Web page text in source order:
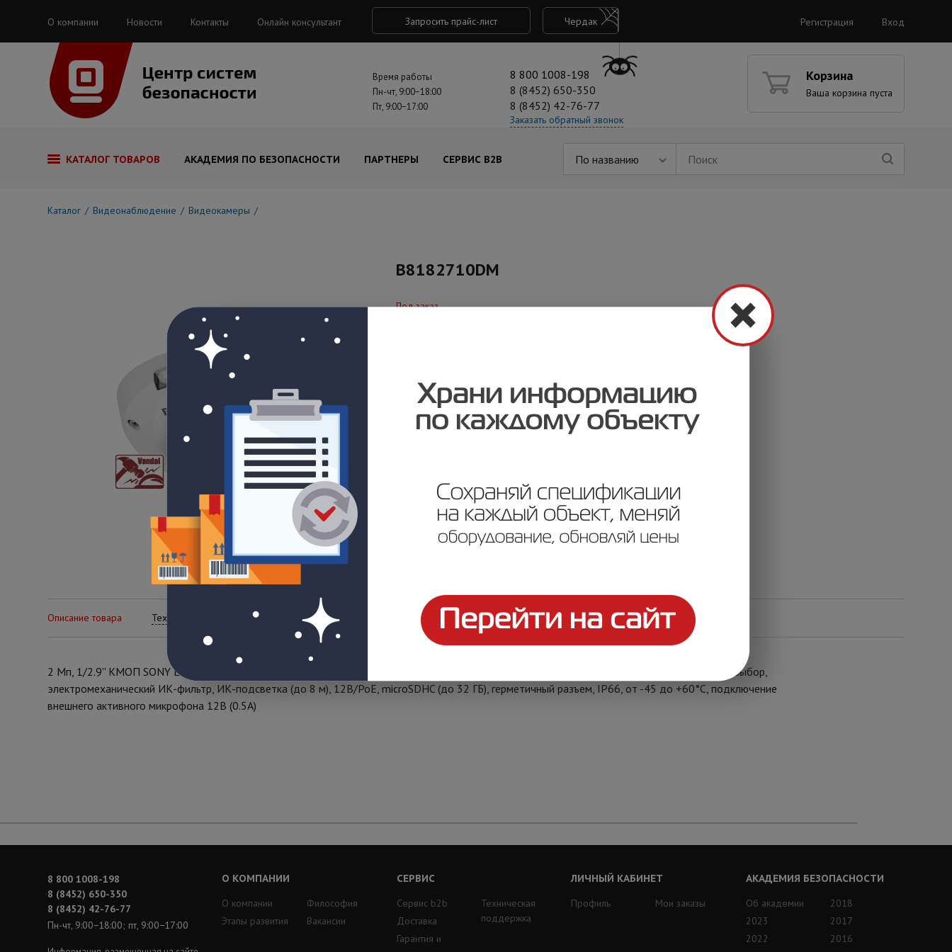
О компании Новости Контакты Онлайн консультант Запросить прайс-лист Чердак Регистрация Вход
Время работы
Пн-чт, 9:00−18:00
Пт, 9:00−17:00
8 800 1008-198
8 (8452) 650-350
8 (8452) 42-76-77
Заказать обратный звонок
Корзина
Ваша корзина пуста
КАТАЛОГ ТОВАРОВ АКАДЕМИЯ ПО БЕЗОПАСНОСТИ ПАРТНЕРЫ СЕРВИС B2B По названию
Каталог Видеонаблюдение Видеокамеры
B8182710DM
Под заказ
Описание товара Технические характеристики
2 Мп, 1/2.9'' КМОП SONY Exmor, 0.01 лк (день)/0.005 лк (ночь), DWDR, Н.264/MJPEG, 1920x1080, 25 к/с, объектив 2.8/3.6/6/8/12/16 мм на выбор,
электромеханический ИК-фильтр, ИК-подсветка (до 8 м), 12В/PoE, microSDHC (до 32 ГБ), герметичный разъем, IP66, от -45 до +60°C, подключение
внешнего активного микрофона 12В (0.5А)
8 800 1008-198
8 (8452) 650-350
8 (8452) 42-76-77
Пн-чт, 9:00−18:00; пт, 9:00−17:00
О КОМПАНИИ
О компании
Этапы развития
Философия
Вакансии
СЕРВИС
Сервис b2b
Доставка
Гарантия и
Техническая
поддержка
ЛИЧНЫЙ КАБИНЕТ
Профиль
Мои заказы
АКАДЕМИЯ БЕЗОПАСНОСТИ
Об академии
2023
2022
2018
2017
2016